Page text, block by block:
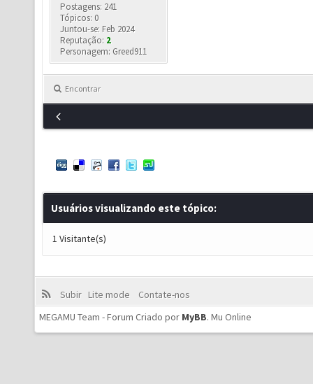
Postagens: 241
Tópicos: 0
Juntou-se: Feb 2024
Reputação: 2
Personagem: Greed911
Encontrar
Usuários visualizando este tópico:
1 Visitante(s)
Subir Lite mode
Contate-nos
MEGAMU Team - Forum Criado por MyBB. Mu Online